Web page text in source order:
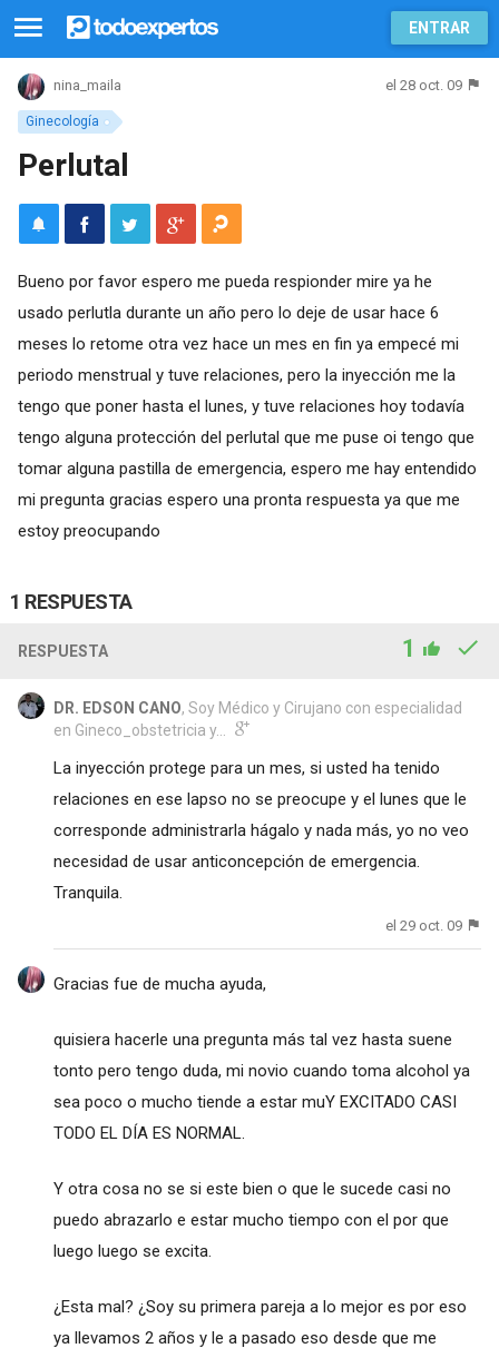
ENTRAR
Ginecología
nina_maila el 28 oct. 09
Perlutal
Bueno por favor espero me pueda respionder mire ya he
usado perlutla durante un año pero lo deje de usar hace 6
meses lo retome otra vez hace un mes en fin ya empecé mi
periodo menstrual y tuve relaciones, pero la inyección me la
tengo que poner hasta el lunes, y tuve relaciones hoy todavía
tengo alguna protección del perlutal que me puse oi tengo que
tomar alguna pastilla de emergencia, espero me hay entendido
mi pregunta gracias espero una pronta respuesta ya que me
estoy preocupando
1 RESPUESTA
RESPUESTA 1
DR. EDSON CANO, Soy Médico y Cirujano con especialidad
en Gineco_obstetricia y...
La inyección protege para un mes, si usted ha tenido
relaciones en ese lapso no se preocupe y el lunes que le
corresponde administrarla hágalo y nada más, yo no veo
necesidad de usar anticoncepción de emergencia.
Tranquila.
el 29 oct. 09
Gracias fue de mucha ayuda,
quisiera hacerle una pregunta más tal vez hasta suene
tonto pero tengo duda, mi novio cuando toma alcohol ya
sea poco o mucho tiende a estar muY EXCITADO CASI
TODO EL DÍA ES NORMAL.
Y otra cosa no se si este bien o que le sucede casi no
puedo abrazarlo e estar mucho tiempo con el por que
luego luego se excita.
¿Esta mal? ¿Soy su primera pareja a lo mejor es por eso
ya llevamos 2 años y le a pasado eso desde que me